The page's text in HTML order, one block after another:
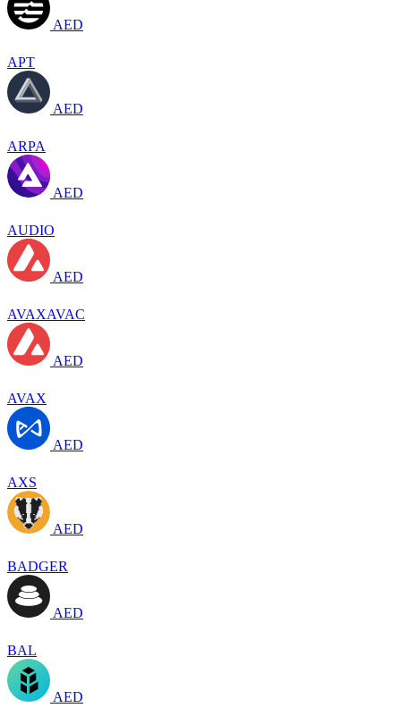
AED
APT
AED
ARPA
AED
AUDIO
AED
AVAXAVAC
AED
AVAX
AED
AXS
AED
BADGER
AED
BAL
AED